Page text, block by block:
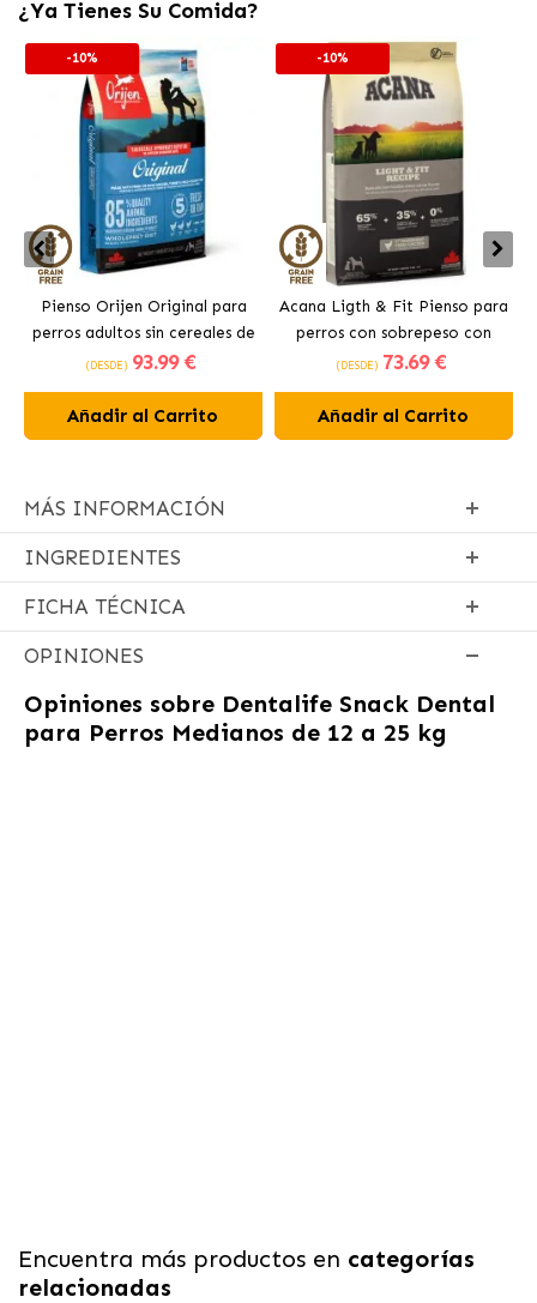
¿Ya Tienes Su Comida?
-10%
Pienso Orijen Original para
perros adultos sin cereales de
pollo
(DESDE) 93.99 €
Añadir al Carrito
-10%
Acana Ligth & Fit Pienso para
perros con sobrepeso con
pollo fresco
(DESDE) 73.69 €
Añadir al Carrito
MÁS INFORMACIÓN
INGREDIENTES
FICHA TÉCNICA
OPINIONES
Opiniones sobre Dentalife Snack Dental
para Perros Medianos de 12 a 25 kg
Encuentra más productos en categorías
relacionadas